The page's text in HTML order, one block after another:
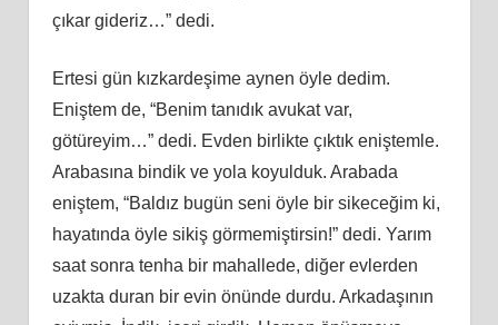
çıkar gideriz…” dedi.
Ertesi gün kızkardeşime aynen öyle dedim.
Eniştem de, “Benim tanıdık avukat var,
götüreyim…” dedi. Evden birlikte çıktık eniştemle.
Arabasına bindik ve yola koyulduk. Arabada
eniştem, “Baldız bugün seni öyle bir sikeceğim ki,
hayatında öyle sikiş görmemiştirsin!” dedi. Yarım
saat sonra tenha bir mahallede, diğer evlerden
uzakta duran bir evin önünde durdu. Arkadaşının